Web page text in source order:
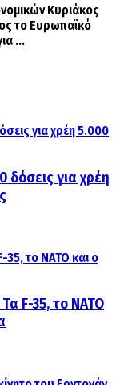
Κυριάκος
το Ευρωπαϊκό
...
δόσεις για χρέη
F-35, το ΝΑΤΟ